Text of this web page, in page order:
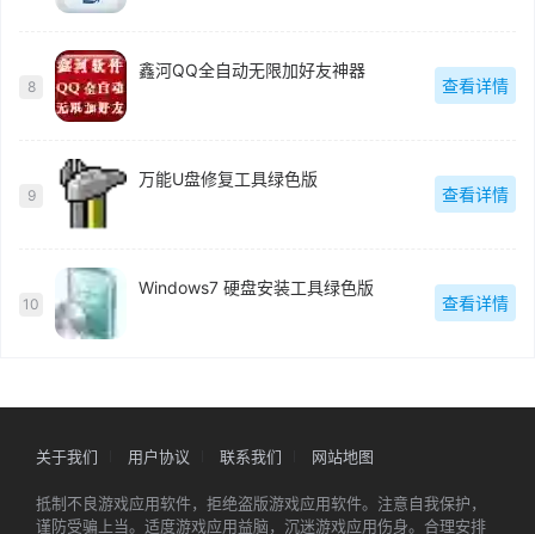
8
鑫河QQ全自动无限加好友神器
查看详情
9
万能U盘修复工具绿色版
查看详情
10
Windows7 硬盘安装工具绿色版
查看详情
关于我们 用户协议 联系我们 网站地图
抵制不良游戏应用软件，拒绝盗版游戏应用软件。注意自我保护，
谨防受骗上当。适度游戏应用益脑，沉迷游戏应用伤身。合理安排